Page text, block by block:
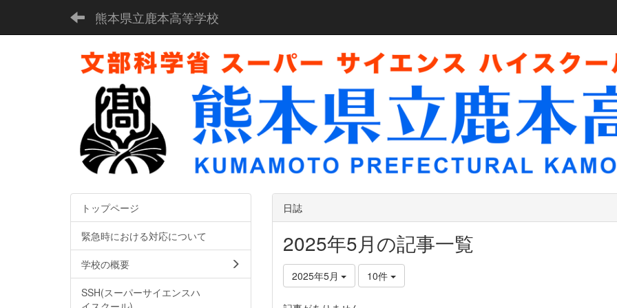
熊本県立鹿本高等学校
日誌
2025年5月の記事一覧
2025年5月 10件
トップページ
緊急時における対応について
学校の概要
SSH(スーパーサイエンスハ